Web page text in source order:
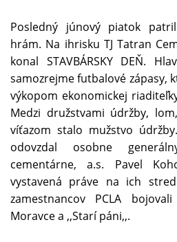
Posledný júnový piatok
hrám. Na ihrisku TJ Tatran
konal STAVBÁRSKY DEŇ.
samozrejme futbalové zápasy,
výkopom ekonomickej
Medzi družstvami údržby,
víťazom stalo mužstvo
odovzdal osobne
cementárne, a.s. Pavel
vystavená práve na ich
zamestnancov PCLA
Moravce a ,,Starí páni,,.